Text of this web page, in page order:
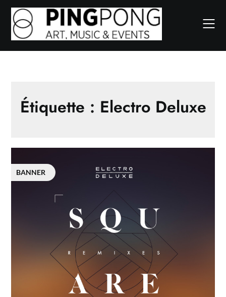
Skip
content
Étiquette : Electro Deluxe
BANNER